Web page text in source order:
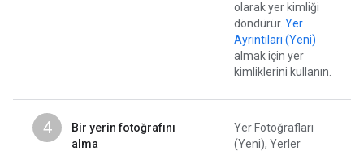
olarak yer kimliği
döndürür. Yer
Ayrıntıları (Yeni)
almak için yer
kimliklerini kullanın.
4
Bir yerin fotoğrafını
alma
Yer Fotoğrafları
(Yeni), Yerler